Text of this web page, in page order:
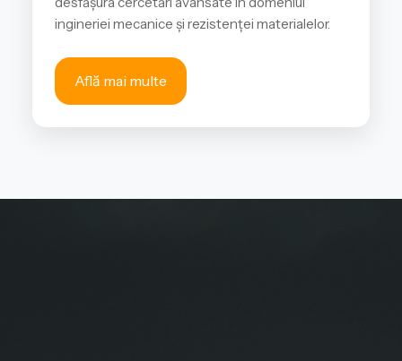
ingineriei mecanice și rezistenței materialelor.
Află mai multe